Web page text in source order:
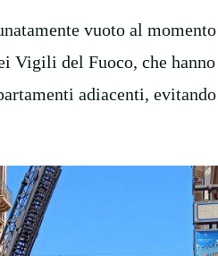
vuoto al
Vigili del Fuoco, che
adiacenti,